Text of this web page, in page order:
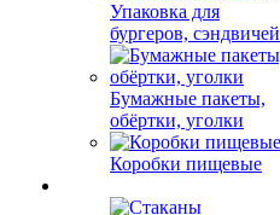
Упаковка для
бургеров, сэндвичей
Бумажные пакеты,
обёртки, уголки
Коробки пищевые